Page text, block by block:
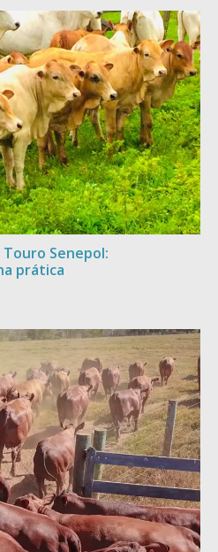
Touro Senepol:
prática